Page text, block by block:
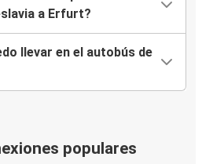
a Erfurt?
llevar en el autobús de
populares